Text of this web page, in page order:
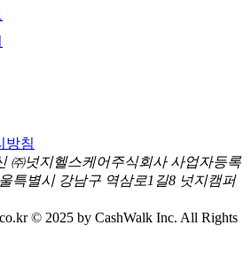
방침
㈜넛지헬스케어주식회사 사업자등록
특별시 강남구 역삼로1길8 넛지캠퍼
© 2025 by CashWalk Inc. All Rights